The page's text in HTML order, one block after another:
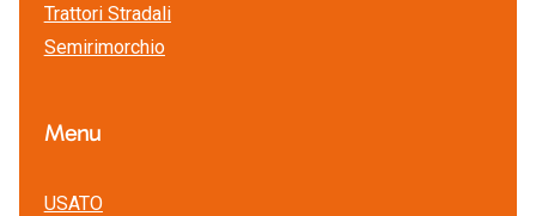
Trattori Stradali
Semirimorchio
Menu
USATO